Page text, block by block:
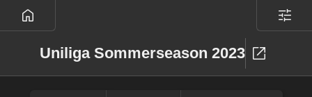
Uniliga Sommerseason 2023